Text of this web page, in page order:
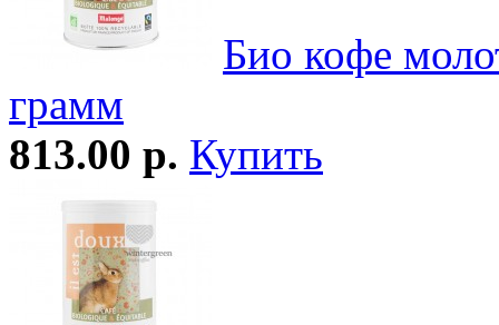
Био кофе
грамм
813.00 р. Купить